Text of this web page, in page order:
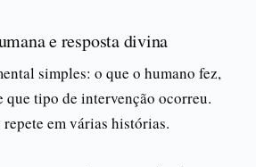
e resposta divina
simples: o que o humano fez,
que tipo de intervenção ocorreu.
repete em várias histórias.